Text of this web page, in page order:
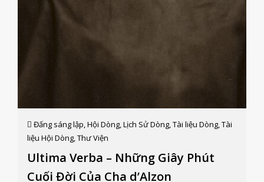
Đấng sáng lập,Hội Dòng,Lịch Sử Dòng,Tài liệu Dòng,Tài
liệu Hội Dòng,Thư Viện
Ultima Verba – Những Giây Phút
Cuối Đời Của Cha d’Alzon